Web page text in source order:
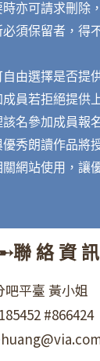
亦可請求刪除
須保留者，得
由選擇是否提
員若拒絕提供
名參加成員報
秀朗讀作品將
網站使用，讓
➸聯 絡 資
平臺 黃小姐
#866424